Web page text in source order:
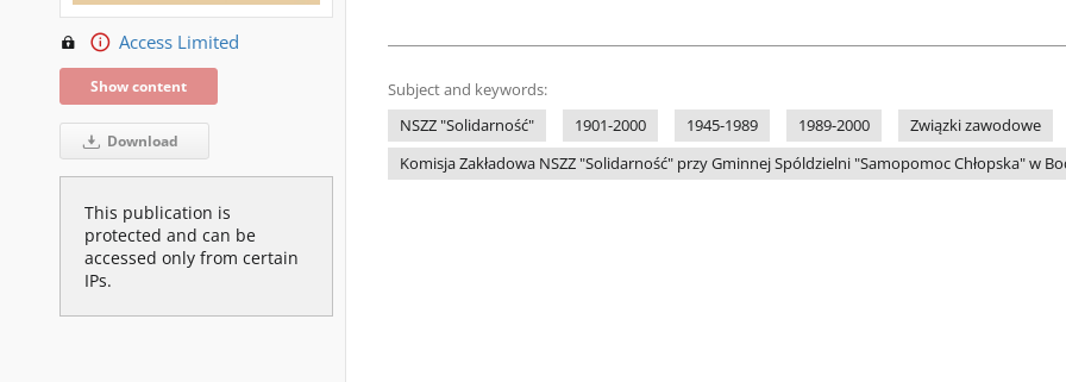
Access Limited
Show content
Download
This publication is
protected and can be
accessed only from certain
IPs.
Subject and keywords:
NSZZ "Solidarność"
1901-2000 1945-1989 1989-2000
Związki zawodowe
Komisja Zakładowa NSZZ "Solidarność" przy Gminnej Spóldzielni "Samopomoc Chłopska" w